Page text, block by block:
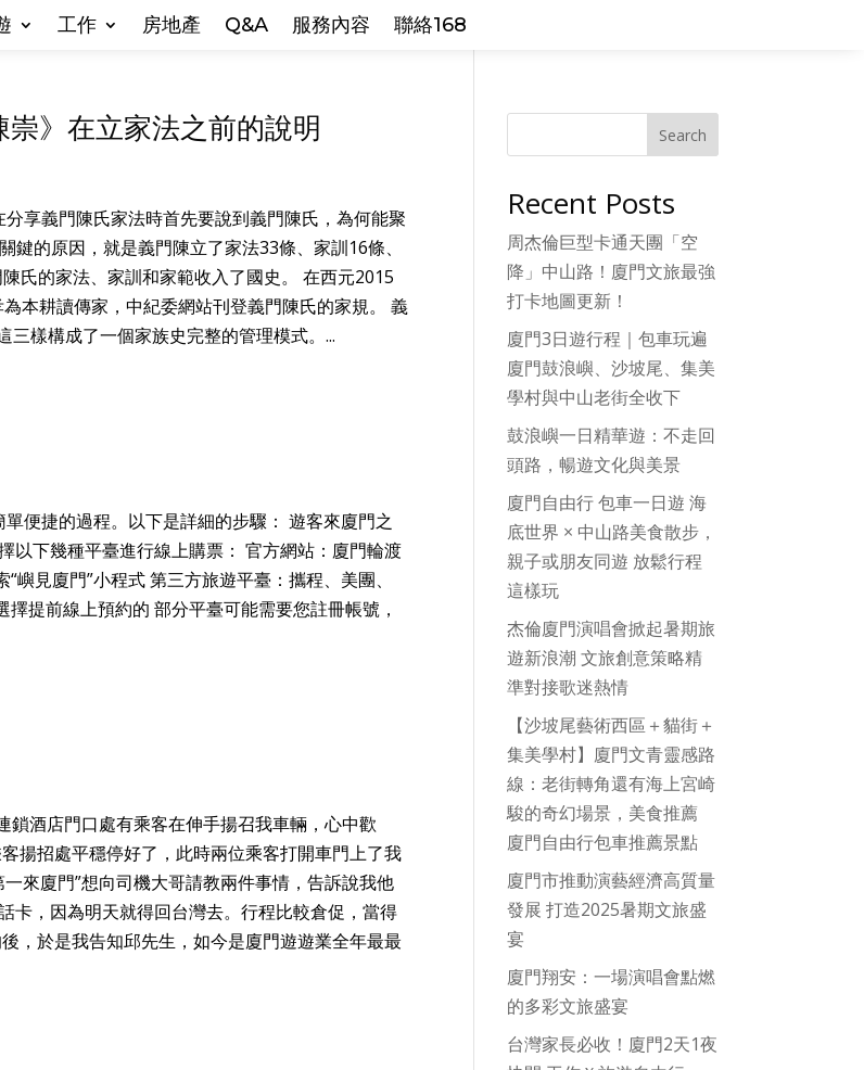
工作 房地產 Q&A 服務內容 聯絡168
》在立家法之前的說明
享義門陳氏家法時首先要說到義門陳氏，為何能聚
的原因，就是義門陳立了家法33條、家訓16條、
氏的家法、家訓和家範收入了國史。 在西元2015
本耕讀傳家，中紀委網站刊登義門陳氏的家規。 義
樣構成了一個家族史完整的管理模式。...
便捷的過程。以下是詳細的步驟： 遊客來廈門之
以下幾種平臺進行線上購票： 官方網站：廈門輪渡
見廈門”小程式 第三方旅遊平臺：攜程、美團、
提前線上預約的 部分平臺可能需要您註冊帳號，
酒店門口處有乘客在伸手揚召我車輛，心中歡
揚招處平穩停好了，此時兩位乘客打開車門上了我
來廈門”想向司機大哥請教兩件事情，告訴說我他
卡，因為明天就得回台灣去。行程比較倉促，當得
，於是我告知邱先生，如今是廈門遊遊業全年最最
Search
Recent Posts
周杰倫巨型卡通天團「空
降」中山路！廈門文旅最強
打卡地圖更新！
廈門3日遊行程｜包車玩遍
廈門鼓浪嶼、沙坡尾、集美
學村與中山老街全收下
鼓浪嶼一日精華遊：不走回
頭路，暢遊文化與美景
廈門自由行 包車一日遊 海
底世界 × 中山路美食散步，
親子或朋友同遊 放鬆行程
這樣玩
杰倫廈門演唱會掀起暑期旅
遊新浪潮 文旅創意策略精
準對接歌迷熱情
【沙坡尾藝術西區＋貓街＋
集美學村】廈門文青靈感路
線：老街轉角還有海上宮崎
駿的奇幻場景，美食推薦
廈門自由行包車推薦景點
廈門市推動演藝經濟高質量
發展 打造2025暑期文旅盛
宴
廈門翔安：一場演唱會點燃
的多彩文旅盛宴
台灣家長必收！廈門2天1夜